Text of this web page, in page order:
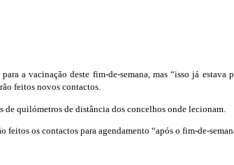
a vacinação deste fim-de-semana, mas “isso já estava
feitos novos contactos.
de quilómetros de distância dos concelhos onde lecionam.
feitos os contactos para agendamento “após o fim-de-